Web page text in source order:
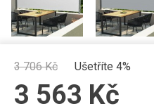
3 706Kč Ušetříte 4%
3 563 Kč